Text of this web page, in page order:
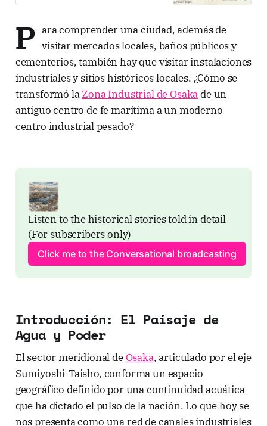
Osaka, they think of neon, street
food, and merchant wit. But Osaka
was not only
P ara comprender una ciudad, además de
visitar mercados locales, baños públicos y
cementerios, también hay que visitar instalaciones
industriales y sitios históricos locales. ¿Cómo se
transformó laZona Industrial de Osakade un
antiguo centro de fe marítima a un moderno
centro industrial pesado?
Listen to the historical stories told in detail
(For subscribers only)
Click me to the Conversational broadcasting
Introducción: El Paisaje de
Agua y Poder
El sector meridional deOsaka, articulado por el eje
Sumiyoshi-Taisho, conforma un espacio
geográfico definido por una continuidad acuática
que ha dictado el pulso de la nación. Lo que hoy se
nos presenta como una red de canales industriales